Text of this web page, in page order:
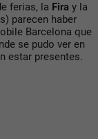
ferias, la Fira y la
parecen haber
Barcelona que
se pudo ver en
estar presentes.